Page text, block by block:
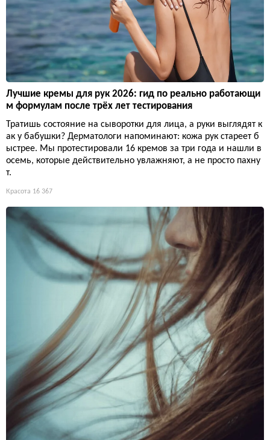
Лучшие кремы для рук 2026: гид по реально работающи
м формулам после трёх лет тестирования
Тратишь состояние на сыворотки для лица, а руки выглядят к
ак у бабушки? Дерматологи напоминают: кожа рук стареет б
ыстрее. Мы протестировали 16 кремов за три года и нашли в
осемь, которые действительно увлажняют, а не просто пахну
т.
Красота 16 367